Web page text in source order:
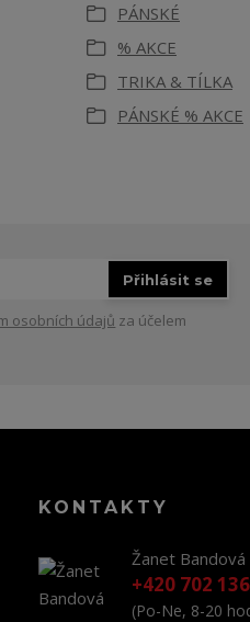
PÁNSKÉ
% AKCE
TRIKA & TÍLKA
PÁNSKÉ % AKCE
Přihlásit se
osobních údajů za účelem
KONTAKTY
Žanet Bandová
+420 702
(Po-Ne, 8-20